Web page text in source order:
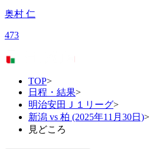
奥村 仁
473
TOP>
日程・結果>
明治安田Ｊ１リーグ>
新潟 vs 柏 (2025年11月30日)>
見どころ